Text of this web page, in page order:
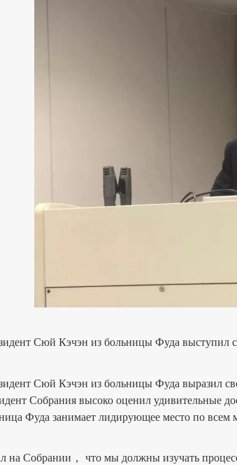
Сюй Кэчэн из больницы Фуда выступил
Сюй Кэчэн из больницы Фуда выразил
Собрания высоко оценил удивительные
Фуда занимает лидирующее место по всем
Собрании， что мы должны изучать процесс